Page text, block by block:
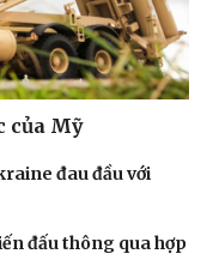
của Mỹ
đau đầu với
đấu thông qua hợp